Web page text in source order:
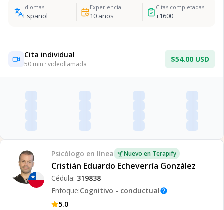
Idiomas
Español
Experiencia
10años
Citas completadas
+1600
Cita individual
50 min · videollamada
$54.00 USD
Psicólogo en línea Nuevo en Terapify
Cristián Eduardo Echeverría González
Cédula: 319838
Enfoque:Cognitivo - conductualhelp
5.0